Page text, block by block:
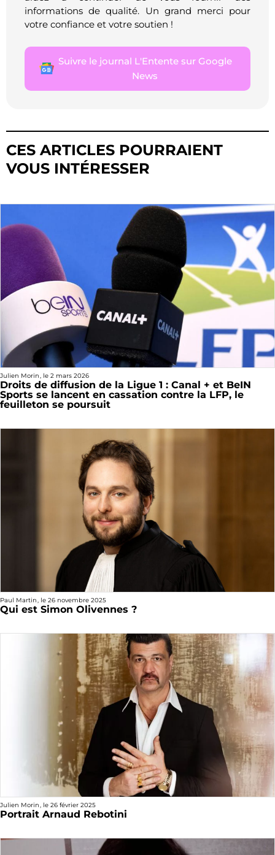
informations de qualité. Un grand merci pour
votre confiance et votre soutien !
Suivre le journal L'Entente sur Google
News
CES ARTICLES POURRAIENT
VOUS INTÉRESSER
Julien Morin, le 2 mars 2026
Droits de diffusion de la Ligue 1 : Canal + et BeIN
Sports se lancent en cassation contre la LFP, le
feuilleton se poursuit
Paul Martin, le 26 novembre 2025
Qui est Simon Olivennes ?
Julien Morin, le 26 février 2025
Portrait Arnaud Rebotini